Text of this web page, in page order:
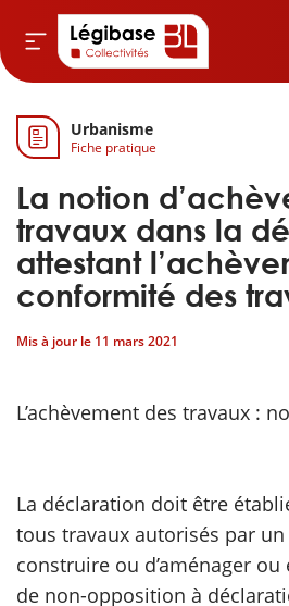
& Cimetières
& Élu local
& Finances locales
publique
Urbanisme
Fiche pratique
La notion
travaux dans la
attestant
conformité des
Mis à jour le 11 mars 2021
L’achèvement des travaux :
La déclaration doit être
tous travaux autorisés par
construire ou d’aménager
de non-opposition à